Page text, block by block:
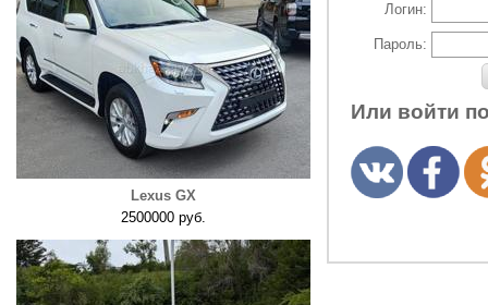
Lexus GX
2500000 руб.
Логин:
Пароль:
Или войти